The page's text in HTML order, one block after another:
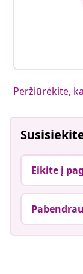
Peržiūrėkite,
Eikite į